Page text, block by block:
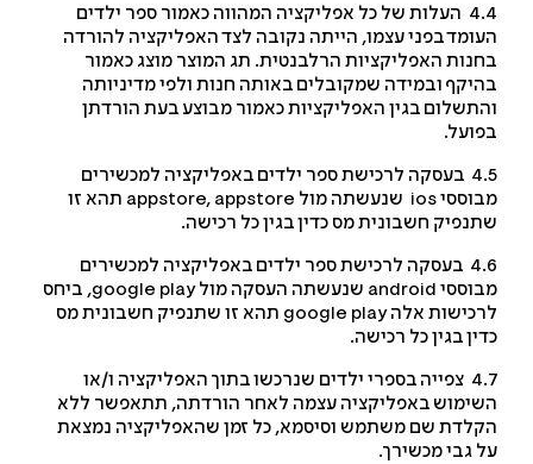
4.4 העלות של כל אפליקציה המהווה כאמור ספר ילדים
בפני עצמו, הייתה נקובה לצד האפליקציה להורדה
האפליקציות הרלבנטית. תג המוצר מוצג כאמור
ובמידה שמקובלים באותה חנות ולפי מדיניותה
בגין האפליקציות כאמור מבוצע בעת הורדתן
4.5 בעסקה לרכישת ספר ילדים באפליקציה למכשירים
iosשנעשתה מול appstore,appstore
תהא זו
חשבונית מס כדין בגין כל רכישה.
4.6 בעסקה לרכישת ספר ילדים באפליקציה למכשירים
androidשנעשתה העסקה מולgoogle play, ביחס
אלהgoogle playתהא זו שתנפיק חשבונית מס
בגין כל רכישה.
4.7 צפייה בספרי ילדים שנרכשו בתוך האפליקציה ו/או
באפליקציה עצמה לאחר הורדתה, תתאפשר ללא
שם משתמש וסיסמא, כל זמן שהאפליקציה נמצאת
גבי מכשירך.